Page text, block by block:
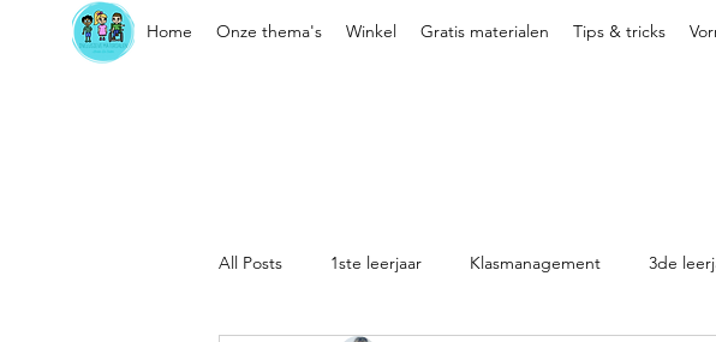
Home Onze thema's Winkel Gratis materialen Tips & tricks
All Posts 1ste leerjaar Klasmanagement 3de